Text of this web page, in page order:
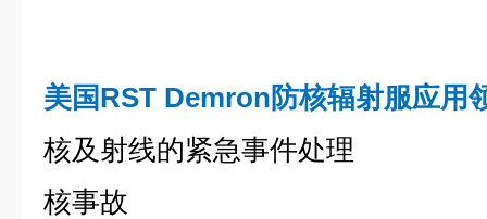
美国RST Demron防核辐射服应用
核及射线的紧急事件处理
核事故